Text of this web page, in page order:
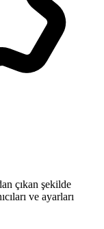
çıkan şekilde
ve ayarları